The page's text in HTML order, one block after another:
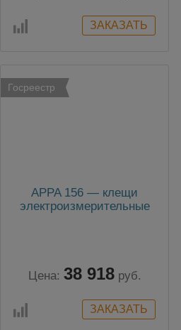
Госреестр
APPA 156 — клещи
электроизмерительные
Цена: 38 918 руб.